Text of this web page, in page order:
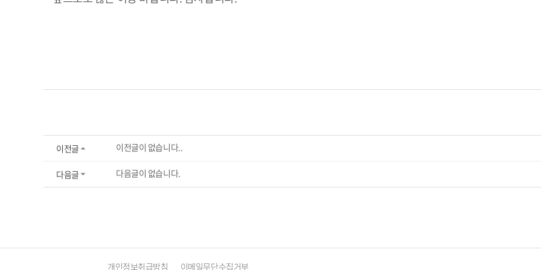
이전글 이전글이 없습니다..
다음글 다음글이 없습니다.
개인정보취급방침 이메일무단수집거부